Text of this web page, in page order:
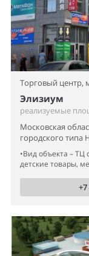
Торговый центр,
Элизиум
реализуемые
Московская
городского типа
•Вид объекта – ТЦ
детские товары,
+7